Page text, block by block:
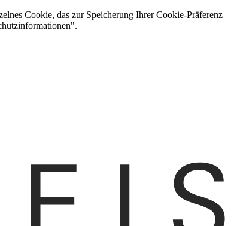
Cookie, das zur Speicherung Ihrer Cookie-Präferenz